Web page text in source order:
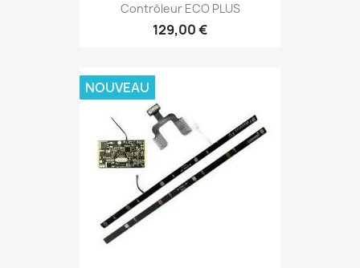
Contrôleur ECO PLUS
129,00 €
NOUVEAU